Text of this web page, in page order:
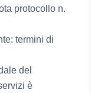
protocollo n.
termini di
del
è